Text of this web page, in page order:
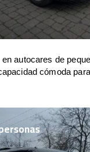
autocares de
cómoda